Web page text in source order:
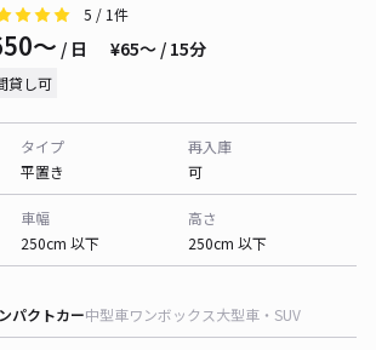
5 / 1件
〜 / 日 ¥65〜 / 15分
貸し可
タイプ
平置き
再入庫
可
車幅
250cm 以下
高さ
250cm 以下
パクトカー中型車ワンボックス大型車・SUV